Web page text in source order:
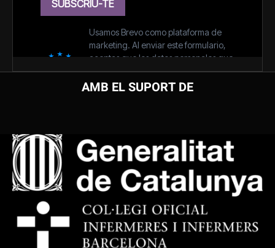
AMB EL SUPORT DE